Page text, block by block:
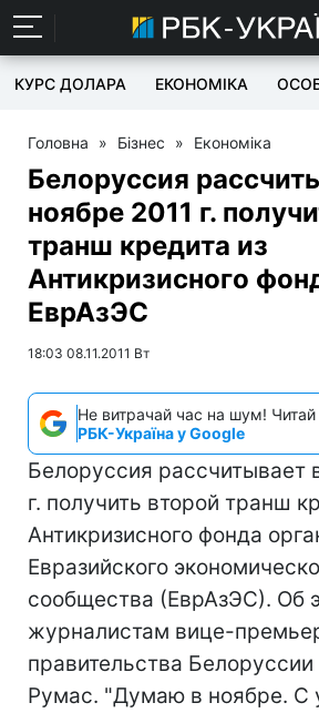
КУРС ДОЛАРА ЕКОНОМІКА
Головна » Бізнес » Економіка
Белоруссия
ноябре 2011 г.
транш кредита из
Антикризисного
ЕврАзЭС
18:03 08.11.2011 Вт
Не витрачай час на шум! Читай
РБК-Україна у Google
Белоруссия рассчитывает
г. получить второй транш
Антикризисного фонда
Евразийского
сообщества (ЕврАзЭС). Об
журналистам вице-
правительства
Румас. "Думаю в ноябре. С